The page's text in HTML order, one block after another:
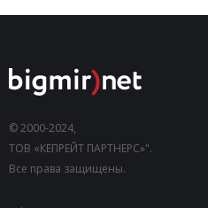
© 2000-2024,
ТОВ «КЕПРЕЙТ ПАРТНЕРС»".
Все права защищены.